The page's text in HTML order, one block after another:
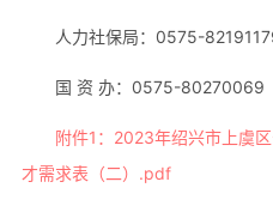
人力社保局：0575-
国 资 办：0575-80270069
附件1：2023年绍兴市上虞
才需求表（二）.pdf